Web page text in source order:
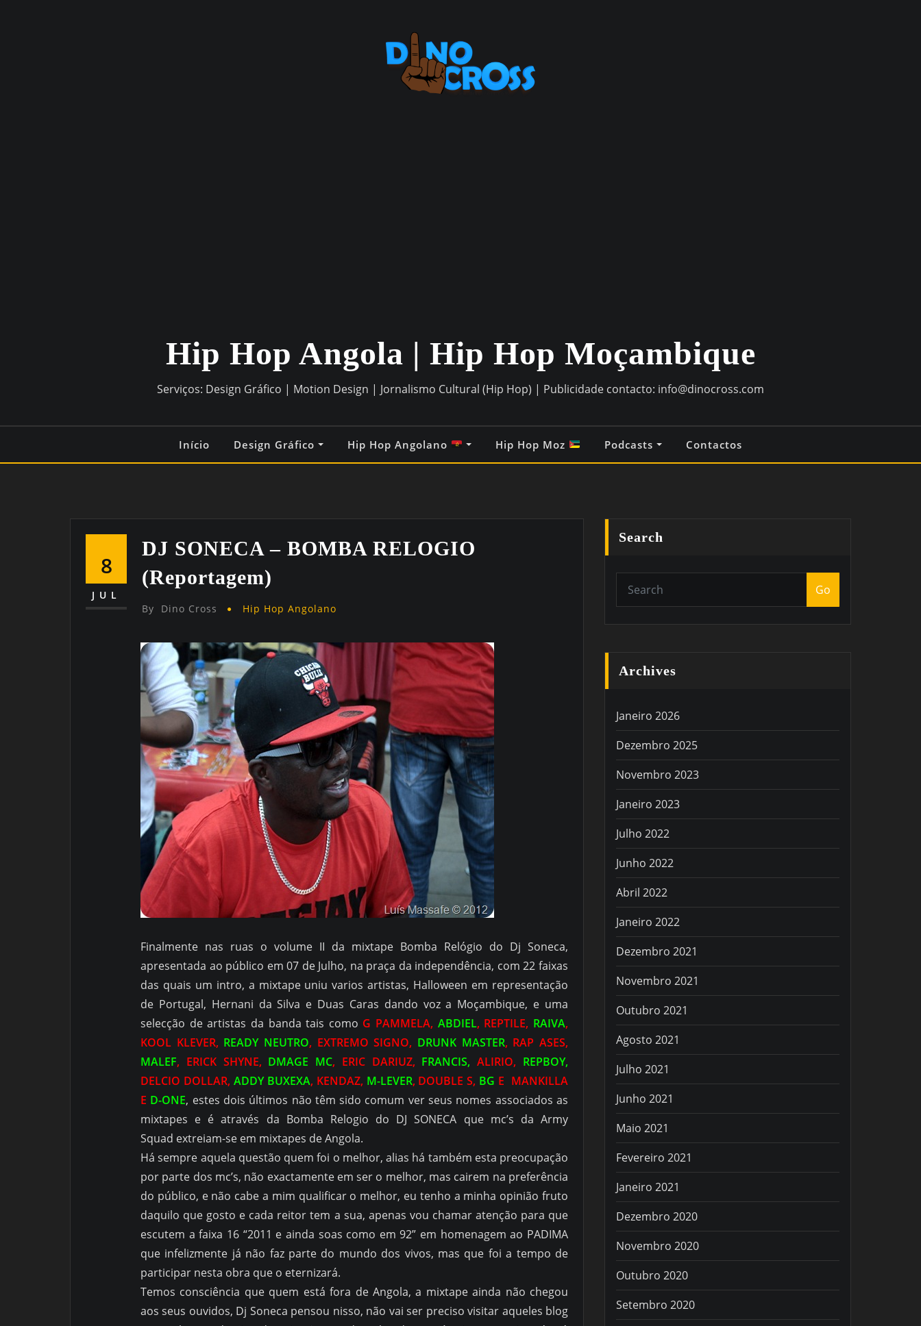
Hip Hop Angola | Hip Hop Moçambique
Serviços: Design Gráfico | Motion Design | Jornalismo Cultural (Hip Hop) | Publicidade contacto: info@dinocross.com
Início Design Gráfico Hip Hop Angolano Hip Hop Moz Podcasts Contactos
8
JUL
DJ SONECA – BOMBA RELOGIO
(Reportagem)
By Dino Cross Hip Hop Angolano
Finalmente nas ruas o volume II da mixtape Bomba Relógio do Dj Soneca,
apresentada ao público em 07 de Julho, na praça da independência, com 22 faixas
das quais um intro, a mixtape uniu varios artistas, Halloween em representação
de Portugal, Hernani da Silva e Duas Caras dando voz a Moçambique, e uma
selecção de artistas da banda tais como G PAMMELA, ABDIEL, REPTILE, RAIVA,
KOOL KLEVER, READY NEUTRO, EXTREMO SIGNO, DRUNK MASTER, RAP ASES,
MALEF, ERICK SHYNE, DMAGE MC, ERIC DARIUZ, FRANCIS, ALIRIO, REPBOY,
DELCIO DOLLAR, ADDY BUXEXA, KENDAZ, M-LEVER, DOUBLE S, BG E MANKILLA
E D-ONE, estes dois últimos não têm sido comum ver seus nomes associados as
mixtapes e é através da Bomba Relogio do DJ SONECA que mc’s da Army
Squad extreiam-se em mixtapes de Angola.
Há sempre aquela questão quem foi o melhor, alias há também esta preocupação
por parte dos mc’s, não exactamente em ser o melhor, mas cairem na preferência
do público, e não cabe a mim qualificar o melhor, eu tenho a minha opinião fruto
daquilo que gosto e cada reitor tem a sua, apenas vou chamar atenção para que
escutem a faixa 16 “2011 e ainda soas como em 92” em homenagem ao PADIMA
que infelizmente já não faz parte do mundo dos vivos, mas que foi a tempo de
participar nesta obra que o eternizará.
Temos consciência que quem está fora de Angola, a mixtape ainda não chegou
aos seus ouvidos, Dj Soneca pensou nisso, não vai ser preciso visitar aqueles blog
Search
Go
Archives
Janeiro 2026
Dezembro 2025
Novembro 2023
Janeiro 2023
Julho 2022
Junho 2022
Abril 2022
Janeiro 2022
Dezembro 2021
Novembro 2021
Outubro 2021
Agosto 2021
Julho 2021
Junho 2021
Maio 2021
Fevereiro 2021
Janeiro 2021
Dezembro 2020
Novembro 2020
Outubro 2020
Setembro 2020